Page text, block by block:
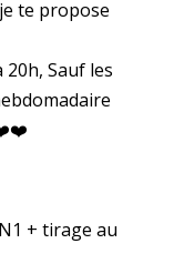
te propose
20h, Sauf les
+ tirage au